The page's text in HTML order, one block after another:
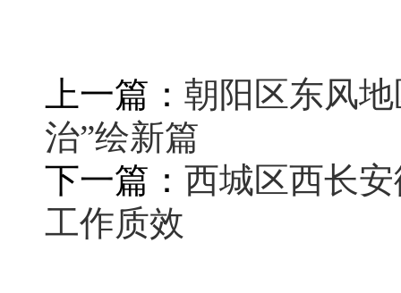
上一篇： 朝阳区东风
治”绘新篇
下一篇： 西城区西长
工作质效